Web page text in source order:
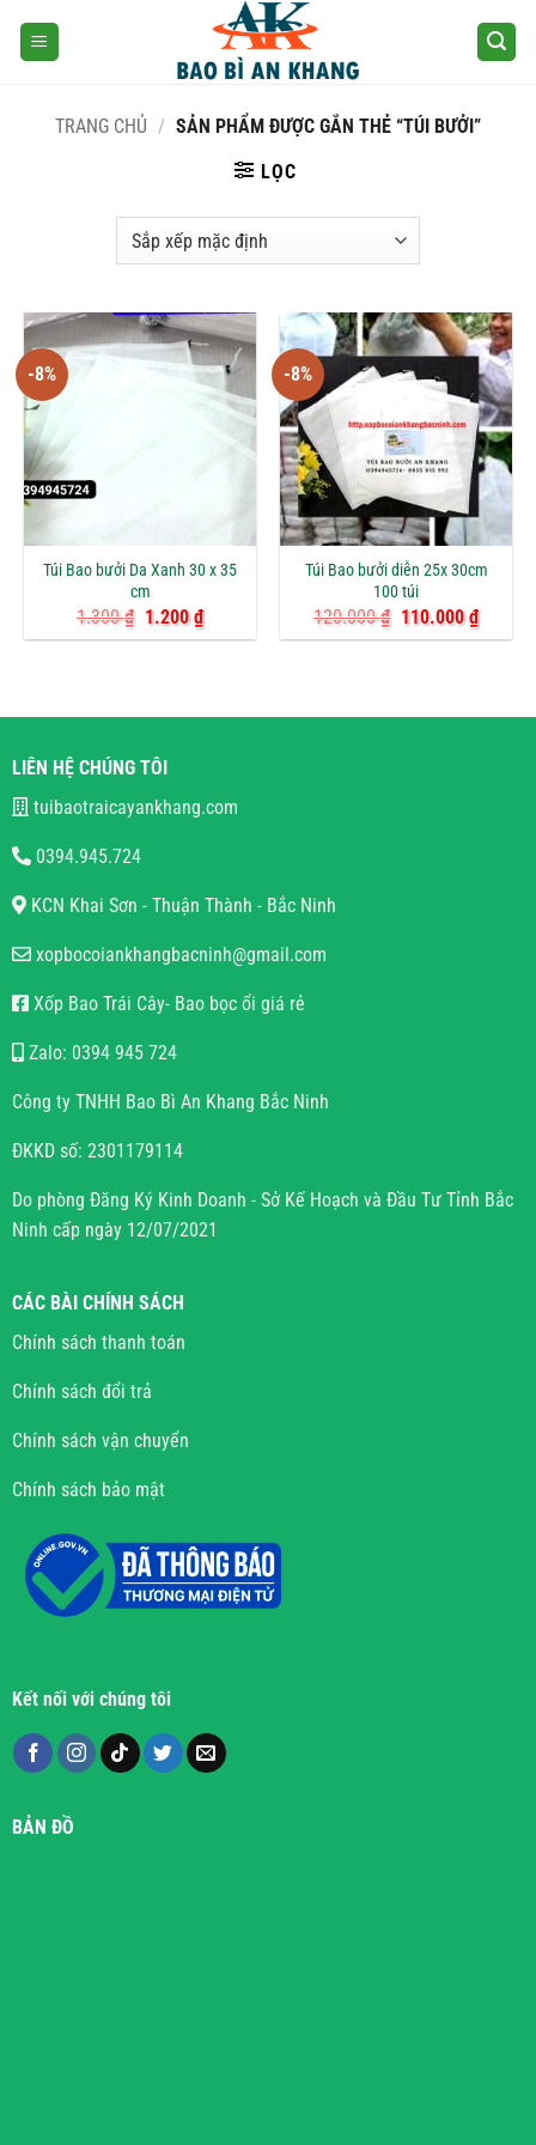
TRANG CHỦ / SẢN PHẨM ĐƯỢC GẮN THẺ “TÚI BƯỞI”
LỌC
-8%
Túi Bao bưởi Da Xanh 30 x 35
cm
1.300₫ Giá
gốc
1.200₫Giá
hiện
-8%
Túi Bao bưởi diễn 25x 30cm
100 túi
120.000₫ Giá
gốc
110.000₫Giá
hiện
LIÊN HỆ CHÚNG TÔI
tuibaotraicayankhang.com
0394.945.724
KCN Khai Sơn - Thuận Thành - Bắc Ninh
xopbocoiankhangbacninh@gmail.com
Xốp Bao Trái Cây- Bao bọc ổi giá rẻ
Zalo: 0394 945 724
Công ty TNHH Bao Bì An Khang Bắc Ninh
ĐKKD số: 2301179114
Do phòng Đăng Ký Kinh Doanh - Sở Kế Hoạch và Đầu Tư Tỉnh Bắc
Ninh cấp ngày 12/07/2021
CÁC BÀI CHÍNH SÁCH
Chính sách thanh toán
Chính sách đổi trả
Chính sách vận chuyển
Chính sách bảo mật
Kết nối với chúng tôi
BẢN ĐỒ